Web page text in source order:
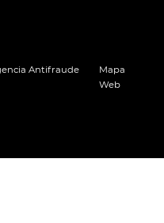
Antifraude
Mapa
Web